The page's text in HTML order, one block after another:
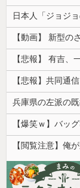
日本人「ジョジ
【動画】 新型の
【閲覧注意】俺